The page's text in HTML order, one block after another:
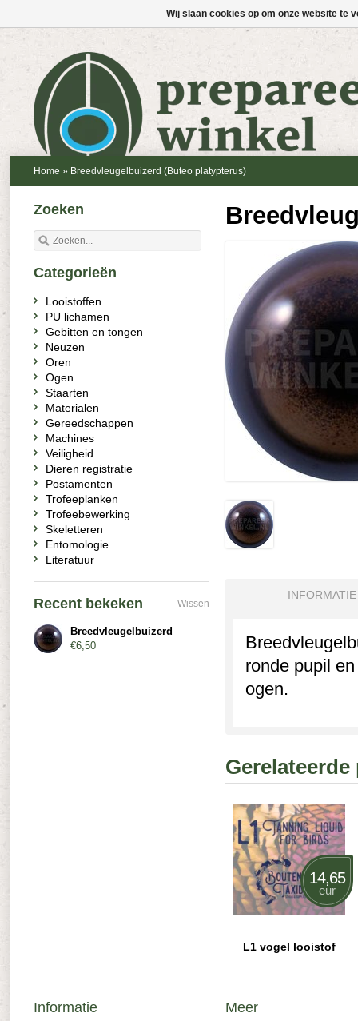
Home » Breedvleugelbuizerd (Buteo platypterus)
INFORMATIE
ronde pupil
ogen.
14,65
eur
L1 vogel looistof
Zoeken
Categorieën
Looistoffen
PU lichamen
Gebitten en tongen
Neuzen
Oren
Ogen
Staarten
Materialen
Gereedschappen
Machines
Veiligheid
Dieren registratie
Postamenten
Trofeeplanken
Trofeebewerking
Skeletteren
Entomologie
Literatuur
Recent bekeken Wissen
Breedvleugelbuizerd
€6,50
Informatie Meer
Wij slaan cookies op om onze website te